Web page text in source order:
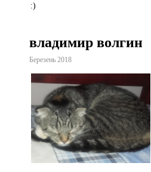
:)
владимир волгин
Березень 2018